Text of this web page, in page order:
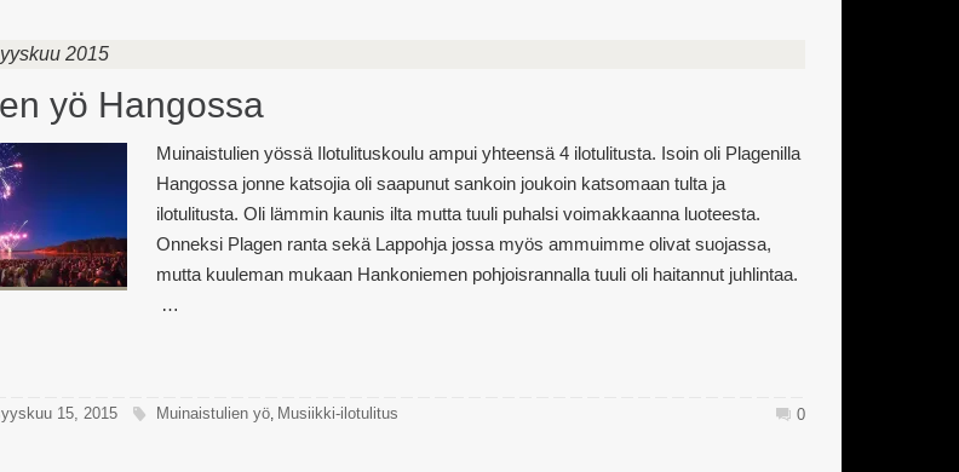
2015
yö Hangossa
Muinaistulien yössä Ilotulituskoulu ampui yhteensä 4 ilotulitusta. Isoin oli Plagenilla
Hangossa jonne katsojia oli saapunut sankoin joukoin katsomaan tulta ja
ilotulitusta. Oli lämmin kaunis ilta mutta tuuli puhalsi voimakkaanna luoteesta.
Onneksi Plagen ranta sekä Lappohja jossa myös ammuimme olivat suojassa,
mutta kuuleman mukaan Hankoniemen pohjoisrannalla tuuli oli haitannut juhlintaa.
…
15, 2015 Muinaistulien yö, Musiikki-ilotulitus 0